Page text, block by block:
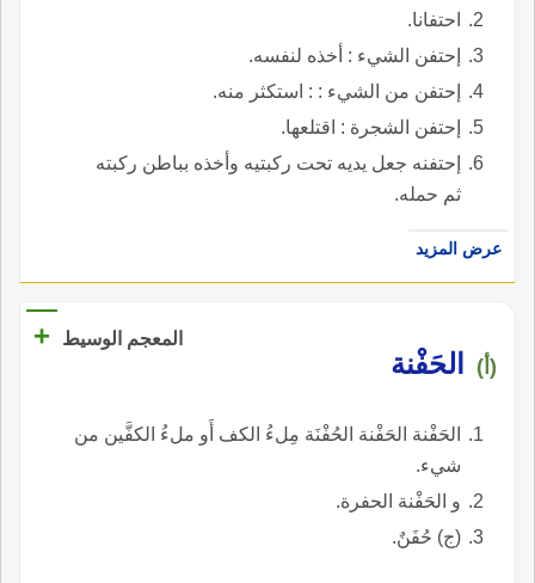
احتفانا.
إحتفن الشيء : أخذه لنفسه.
إحتفن من الشيء : : استكثر منه.
إحتفن الشجرة : اقتلعها.
إحتفنه جعل يديه تحت ركبتيه وأخذه بباطن ركبته
ثم حمله.
عرض المزيد
المعجم الوسيط +
(أ) الحَفْنة
الحَفْنة الحَفْنة الحُفْنَة مِلءُ الكف أَو ملءُ الكفَّين من
شيء.
و الحَفْنة الحفرة.
(ج) حُفَنٌ.